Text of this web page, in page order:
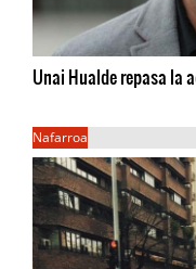
Unai Hualde repasa la
Nafarroa